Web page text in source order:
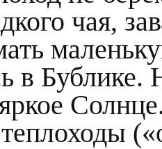
чая,
в Бублике.